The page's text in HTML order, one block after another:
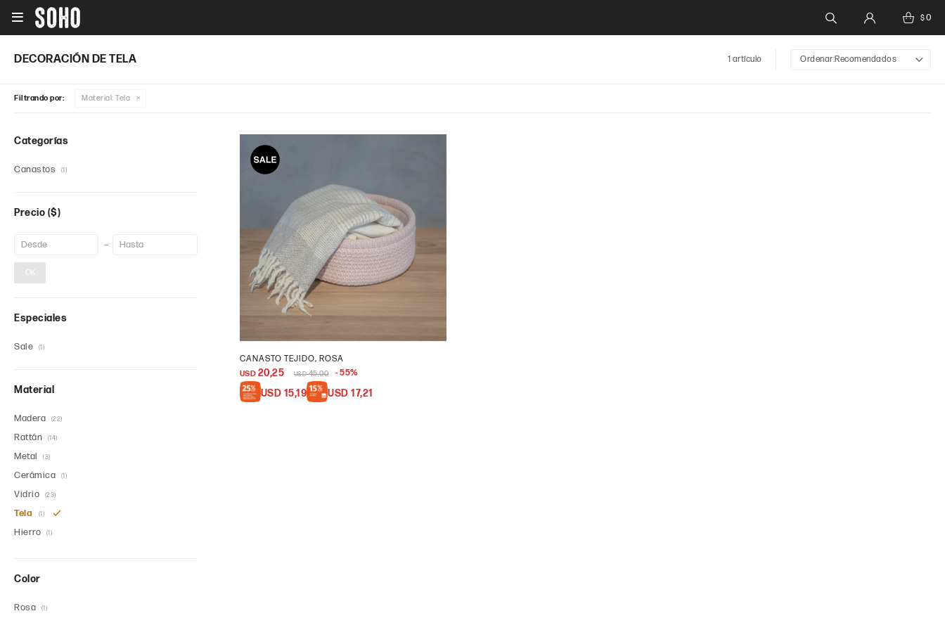
$0

DECORACIÓN DE TELA 1 artículo Recomendados
Filtrando por: Material: Tela
CANASTO TEJIDO, ROSA
USD 20,25 USD 45,00 55
USD 15,19 USD 17,21
Categorías
Canastos (1)
Precio ($)
OK
Especiales
Sale (1)
Material
Madera (22)
Rattán (14)
Metal (3)
Cerámica (1)
Vidrio (23)
Tela (1)
Hierro (1)
Color
Rosa (1)